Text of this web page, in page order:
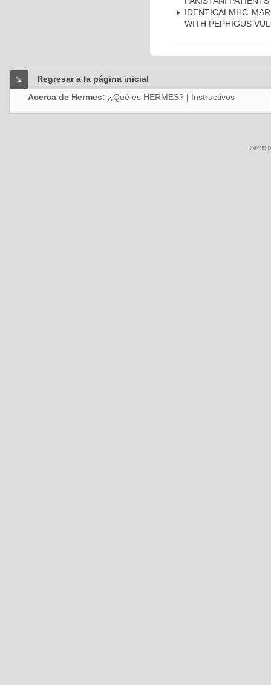
IDENTICALMHC
WITH PEPHIGUS
Regresar a la página inicial
Acerca de Hermes: ¿Qué es HERMES? | Instructivos